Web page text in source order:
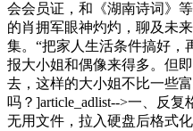
会会员证，和《湖南诗词》
的肖拥军眼神灼灼，聊及未
集。“把家人生活条件搞好，
报大小姐和偶像来得多。但
去，这样的大小姐不比一些
吗？]article_adlist-->一、反
无用文件，拉入硬盘后格式